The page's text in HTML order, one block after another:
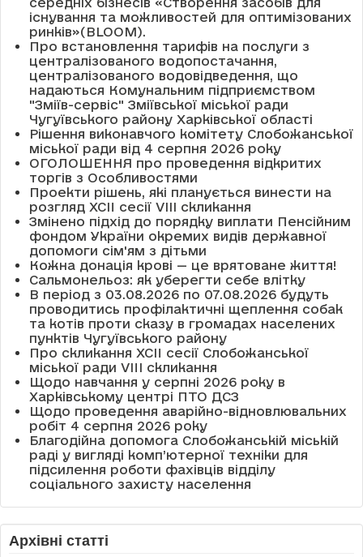
існування та можливостей для оптимізованих
ринків»(BLOOM).
Про встановлення тарифів на послуги з
централізованого водопостачання,
централізованого водовідведення, що
надаються Комунальним підприємством
"Зміїв-сервіс" Зміївської міської ради
Чугуївського району Харківської області
Рішення виконавчого комітету Слобожанської
міської ради від 4 серпня 2026 року
ОГОЛОШЕННЯ про проведення відкритих
торгів з Особливостями
Проекти рішень, які планується винести на
розгляд XCII сесії VІІІ скликання
Змінено підхід до порядку виплати Пенсійним
фондом України окремих видів державної
допомоги сім'ям з дітьми
Кожна донація крові — це врятоване життя!
Сальмонельоз: як уберегти себе влітку
В період з 03.08.2026 по 07.08.2026 будуть
проводитись профілактичні щеплення собак
та котів проти сказу в громадах населених
пунктів Чугуївського району
Про скликання XCII сесії Слобожанської
міської ради VIII скликання
Щодо навчання у серпні 2026 року в
Харківському центрі ПТО ДСЗ
Щодо проведення аварійно-відновлювальних
робіт 4 серпня 2026 року
Благодійна допомога Слобожанській міській
раді у вигляді комп’ютерної техніки для
підсилення роботи фахівців відділу
соціального захисту населення
Архівні статті